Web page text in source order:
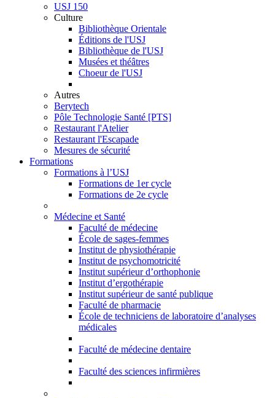
USJ 150
Culture
Bibliothèque Orientale
Éditions de l'USJ
Bibliothèque de l'USJ
Musées et théâtres
Choeur de l'USJ
Autres
Berytech
Pôle Technologie Santé [PTS]
Restaurant l'Atelier
Restaurant l'Escapade
Mesures de sécurité
Formations
Formations à l’USJ
Formations de 1er cycle
Formations de 2e cycle
Médecine et Santé
Faculté de médecine
École de sages-femmes
Institut de physiothérapie
Institut de psychomotricité
Institut supérieur d’orthophonie
Institut d’ergothérapie
Institut supérieur de santé publique
Faculté de pharmacie
École de techniciens de laboratoire d’analyses
médicales
Faculté de médecine dentaire
Faculté des sciences infirmières